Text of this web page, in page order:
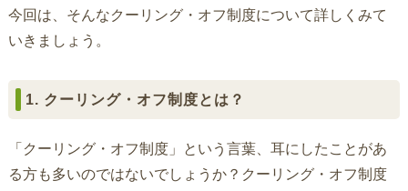
今回は、そんなクーリング・オフ制度について詳しくみて
いきましょう。
1. クーリング・オフ制度とは？
「クーリング・オフ制度」という言葉、耳にしたことがあ
る方も多いのではないでしょうか？クーリング・オフ制度